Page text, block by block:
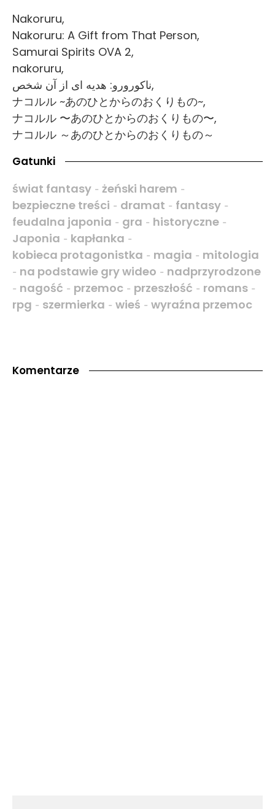
Nakoruru,
Nakoruru: A Gift from That Person,
Samurai Spirits OVA 2,
nakoruru,
ناکورورو: هدیه ای از آن شخص,
ナコルル ~あのひとからのおくりもの~,
ナコルル 〜あのひとからのおくりもの〜,
ナコルル ～あのひとからのおくりもの～
Gatunki
świat fantasy - żeński harem -
bezpieczne treści - dramat - fantasy -
feudalna japonia - gra - historyczne -
Japonia - kapłanka -
kobieca protagonistka - magia - mitologia
- na podstawie gry wideo - nadprzyrodzone
- nagość - przemoc - przeszłość - romans -
rpg - szermierka - wieś - wyraźna przemoc
Komentarze